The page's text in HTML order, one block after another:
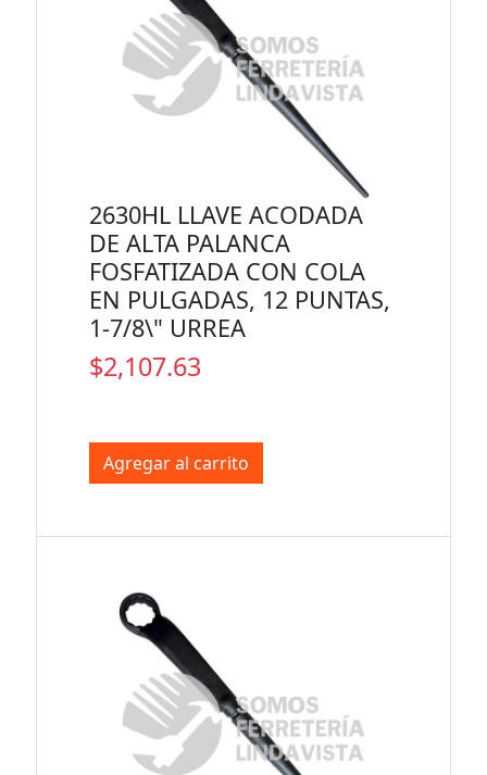
2630HL LLAVE ACODADA
DE ALTA PALANCA
FOSFATIZADA CON COLA
EN PULGADAS, 12 PUNTAS,
1-7/8\" URREA
$2,107.63
Agregar al carrito